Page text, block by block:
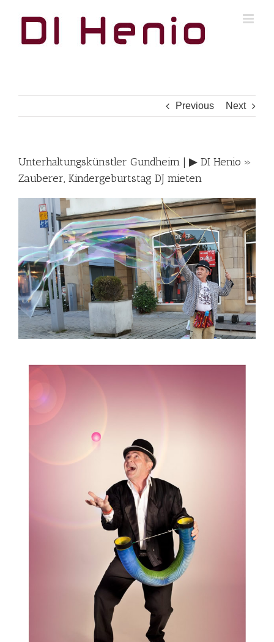
Previous Next
Unterhaltungskünstler Gundheim | ▶︎ DI Henio »
Zauberer, Kindergeburtstag DJ mieten